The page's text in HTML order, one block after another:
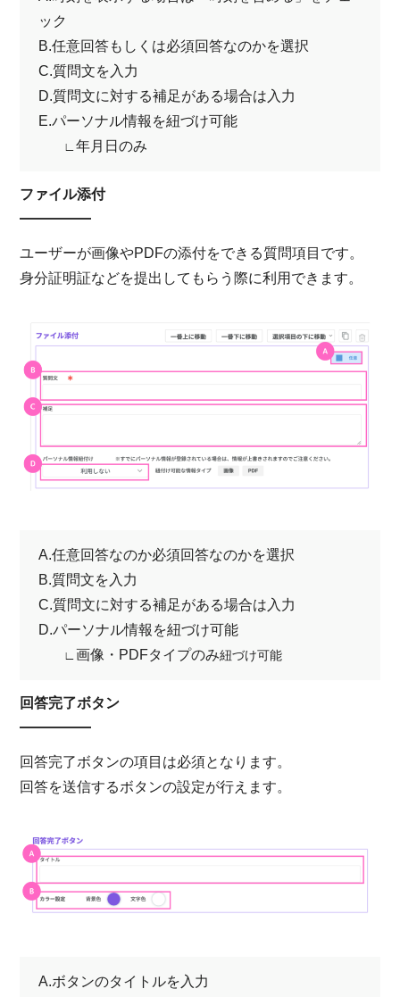
ック
B.任意回答もしくは必須回答なのかを選択
C.質問文を入力
D.質問文に対する補足がある場合は入力
E.パーソナル情報を紐づけ可能
∟年月日のみ
ファイル添付
ユーザーが画像やPDFの添付をできる質問項目です。
身分証明証などを提出してもらう際に利用できます。
A.任意回答なのか必須回答なのかを選択
B.質問文を入力
C.質問文に対する補足がある場合は入力
D.パーソナル情報を紐づけ可能
∟画像・PDFタイプのみ紐づけ可能
回答完了ボタン
回答完了ボタンの項目は必須となります。
回答を送信するボタンの設定が行えます。
A.ボタンのタイトルを入力